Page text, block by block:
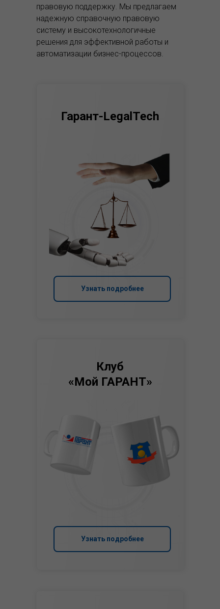
правовую поддержку. Мы предлагаем
надежную справочную правовую
систему и высокотехнологичные
решения для эффективной работы и
автоматизации бизнес-процессов.
Узнать подробнее
Клуб
«Мой ГАРАНТ»
Узнать подробнее
Гарант-LegalTech